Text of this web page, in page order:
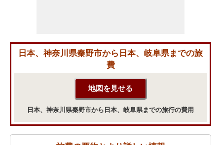
日本、神奈川県秦野市から日本、岐阜県までの旅
費
日本、神奈川県秦野市から日本、岐阜県までの旅行の費用